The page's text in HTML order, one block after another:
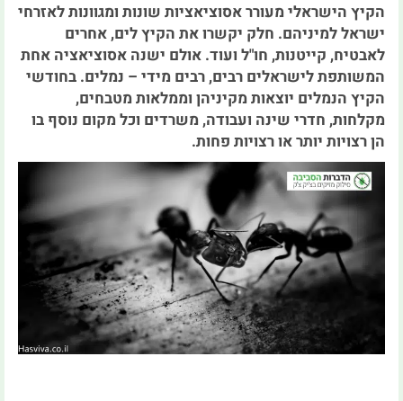
הקיץ הישראלי מעורר אסוציאציות שונות ומגוונות לאזרחי
ישראל למיניהם. חלק יקשרו את הקיץ לים, אחרים
לאבטיח, קייטנות, חו"ל ועוד. אולם ישנה אסוציאציה אחת
המשותפת לישראלים רבים, רבים מידי – נמלים. בחודשי
הקיץ הנמלים יוצאות מקיניהן וממלאות מטבחים,
מקלחות, חדרי שינה ועבודה, משרדים וכל מקום נוסף בו
הן רצויות יותר או רצויות פחות.